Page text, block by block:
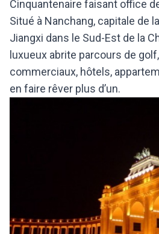
Cinquantenaire faisant office
Situé à Nanchang, capitale de
Jiangxi dans le Sud-Est de la
luxueux abrite parcours de
commerciaux, hôtels,
en faire rêver plus d’un.